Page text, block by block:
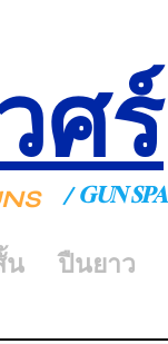
ศร์
/GUN SPA
น ปืนยาว